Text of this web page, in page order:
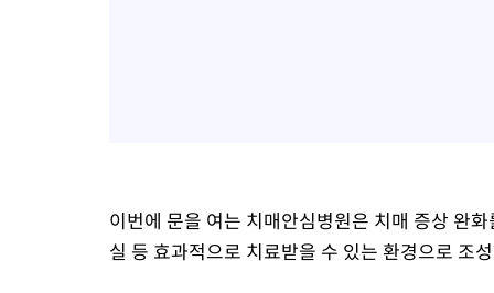
이번에 문을 여는 치매안심병원은 치매 증상 완
실 등 효과적으로 치료받을 수 있는 환경으로 조